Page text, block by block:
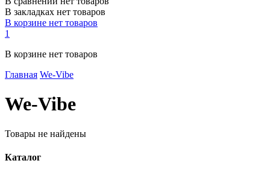
В закладках нет товаров
В корзине нет товаров
1
В корзине нет товаров
Главная We-Vibe
We-Vibe
Товары не найдены
Каталог